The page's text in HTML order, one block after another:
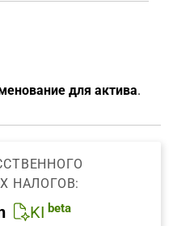
для актива.
НАЛОГОВ:
KI beta